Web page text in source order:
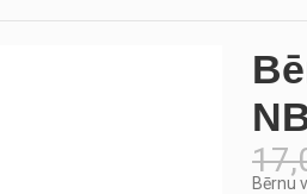
Bērnu